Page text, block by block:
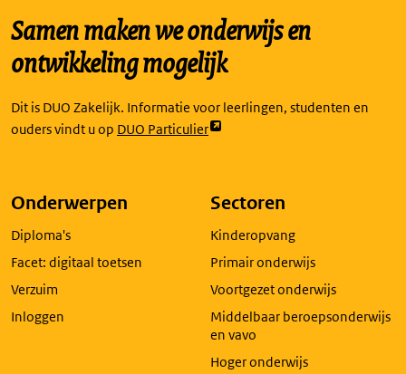
Samen maken we onderwijs en
ontwikkeling mogelijk
Dit is DUO Zakelijk. Informatie voor leerlingen, studenten en
ouders vindt u op DUO Particulier
Link
in
nieuw
Onderwerpen
Diploma's
Facet: digitaal toetsen
Verzuim
Inloggen
Sectoren
Kinderopvang
Primair onderwijs
Voortgezet onderwijs
Middelbaar beroepsonderwijs
en vavo
Hoger onderwijs